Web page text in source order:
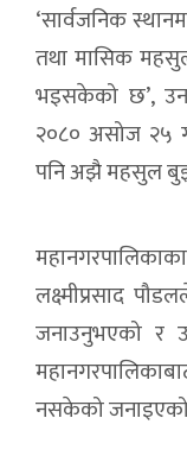
‘सार्वजनिक
तथा मासिक
भइसकेको छ’,
२०८० असोज २५
पनि अझै महसुल
लक्ष्मीप्रसाद
जनाउनुभएको र
नसकेको